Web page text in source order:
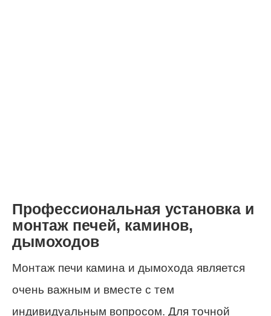
Профессиональная установка и
монтаж печей, каминов,
дымоходов
Монтаж печи камина и дымохода является
очень важным и вместе с тем
индивидуальным вопросом. Для точной